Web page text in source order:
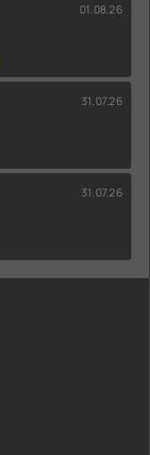
01.08.26
31.07.26
31.07.26